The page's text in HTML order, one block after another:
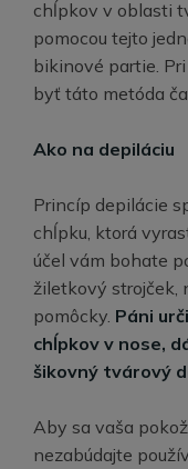
chĺpkov v oblasti
pomocou tejto
bikinové partie.
byť táto metóda
Ako na depiláciu
Princíp depilácie
chĺpku, ktorá
účel vám bohate
žiletkový strojček,
pomôcky. Páni
chĺpkov v nose,
šikovný tvárový
Aby sa vaša
nezabúdajte